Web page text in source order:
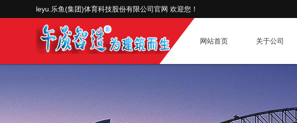
leyu.乐鱼(集团)体育科技股份有限公司官网 欢迎您！
网站首页 关于公司